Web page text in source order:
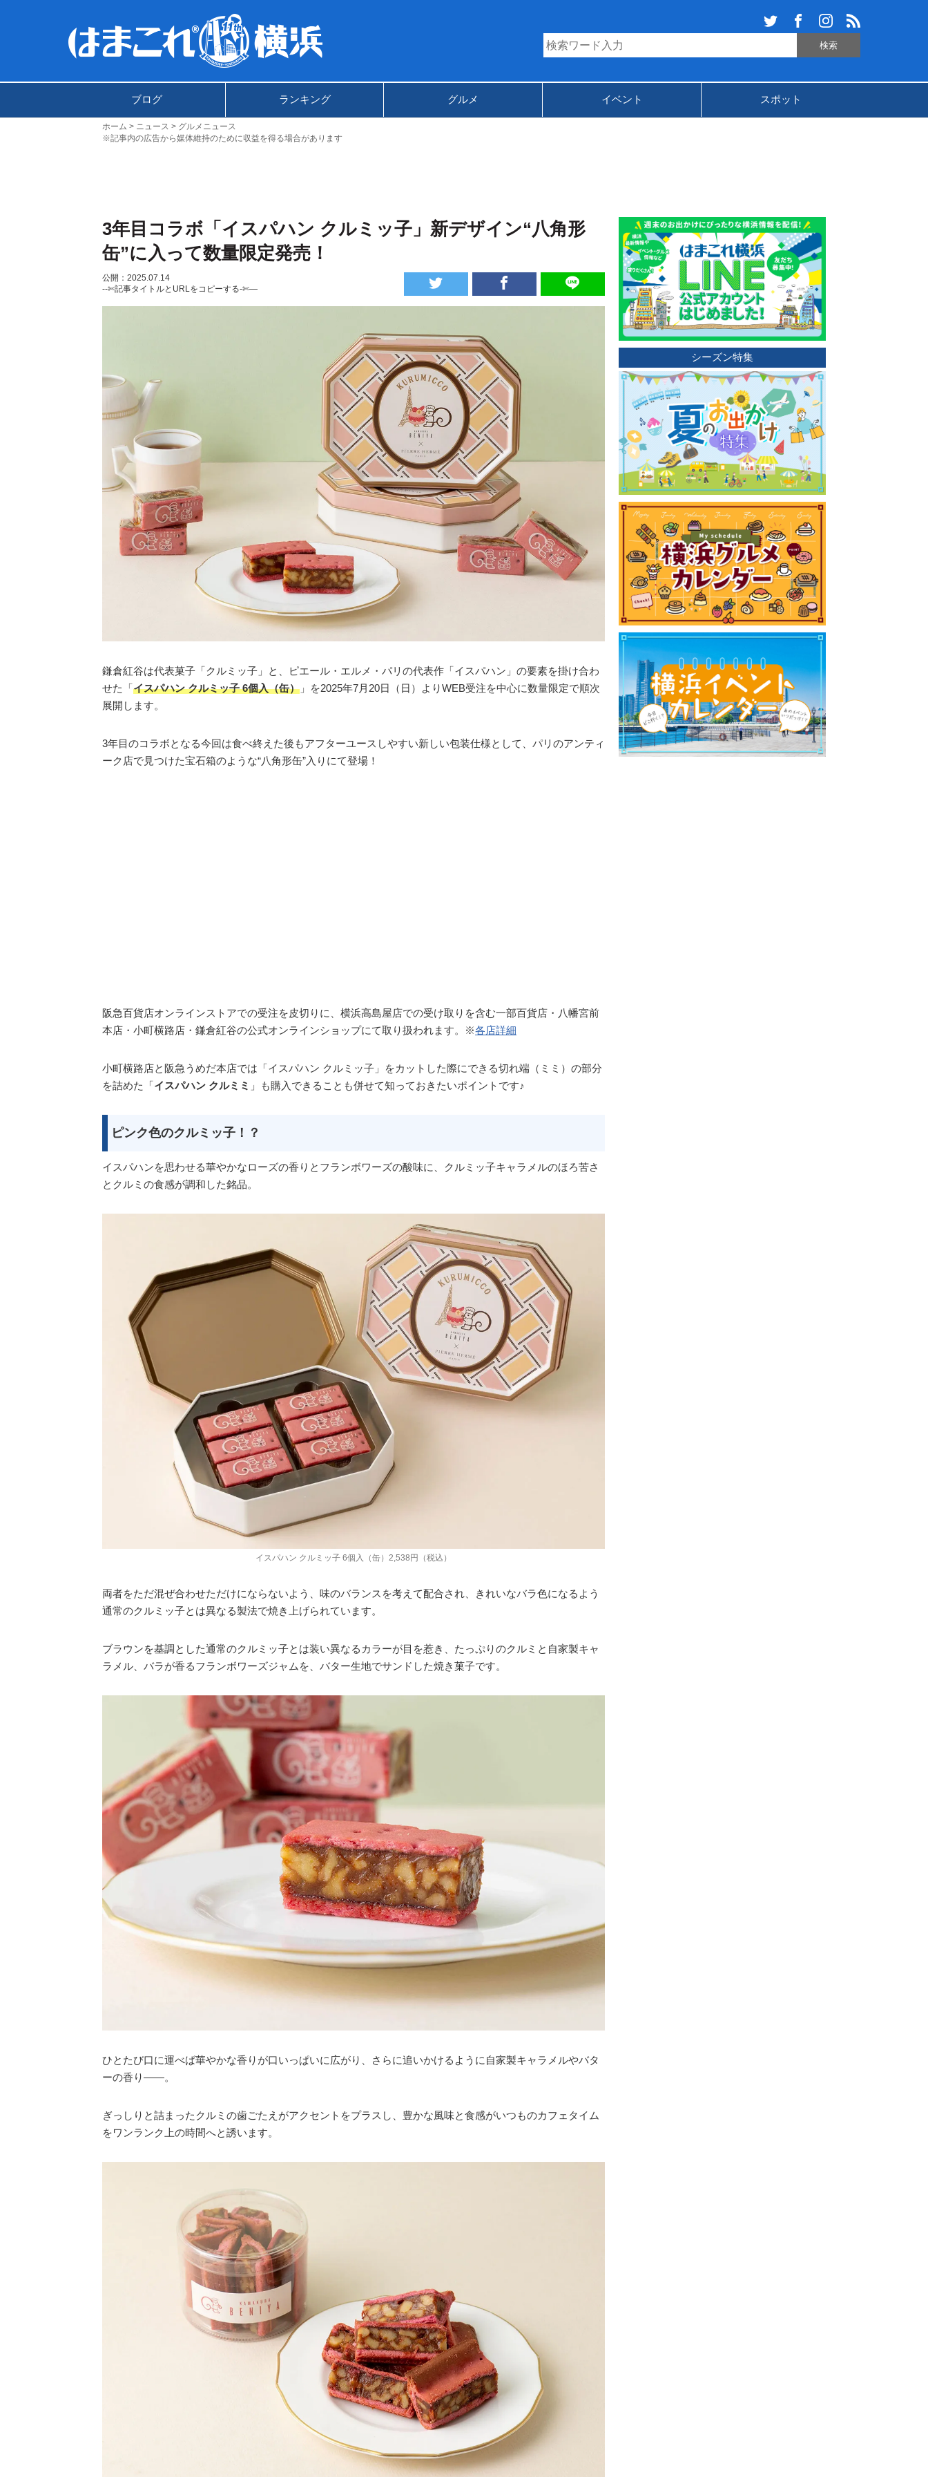
ブログ ランキング グルメ イベント スポット
ホーム ニュース
グルメニュース
※記事内の広告から媒体維持のために収益を得る場合があります
3年目コラボ「イスパハン クルミッ子」新デザイン“八角形
缶”に入って数量限定発売！
公開：2025.07.14
--✄記事タイトルとURLをコピーする-✄—
鎌倉紅谷は代表菓子「クルミッ子」と、ピエール・エルメ・パリの代表作「イスパハン」の要素を掛け合わ
せた「イスパハン クルミッ子 6個入（缶） 」を2025年7月20日（日）よりWEB受注を中心に数量限定で順次
展開します。
3年目のコラボとなる今回は食べ終えた後もアフターユースしやすい新しい包装仕様として、パリのアンティ
ーク店で見つけた宝石箱のような“八角形缶”入りにて登場！
阪急百貨店オンラインストアでの受注を皮切りに、横浜高島屋店での受け取りを含む一部百貨店・八幡宮前
本店・小町横路店・鎌倉紅谷の公式オンラインショップにて取り扱われます。※各店詳細
小町横路店と阪急うめだ本店では「イスパハン クルミッ子」をカットした際にできる切れ端（ミミ）の部分
を詰めた「イスパハン クルミミ 」も購入できることも併せて知っておきたいポイントです♪
ピンク色のクルミッ子！？
イスパハンを思わせる華やかなローズの香りとフランボワーズの酸味に、クルミッ子キャラメルのほろ苦さ
とクルミの食感が調和した銘品。
イスパハン クルミッ子 6個入（缶）2,538円（税込）
両者をただ混ぜ合わせただけにならないよう、味のバランスを考えて配合され、きれいなバラ色になるよう
通常のクルミッ子とは異なる製法で焼き上げられています。
ブラウンを基調とした通常のクルミッ子とは装い異なるカラーが目を惹き、たっぷりのクルミと自家製キャ
ラメル、バラが香るフランボワーズジャムを、バター生地でサンドした焼き菓子です。
ひとたび口に運べば華やかな香りが口いっぱいに広がり、さらに追いかけるように自家製キャラメルやバタ
ーの香り――。
ぎっしりと詰まったクルミの歯ごたえがアクセントをプラスし、豊かな風味と食感がいつものカフェタイム
をワンランク上の時間へと誘います。
シーズン特集